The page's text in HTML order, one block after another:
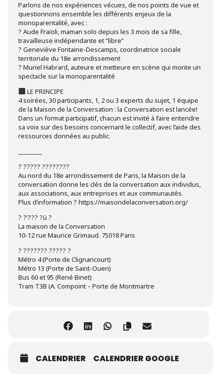
Parlons de nos expériences vécues, de nos points de vue et
questionnons ensemble les différents enjeux de la
monoparentalité, avec :
? Aude Fraïoli, maman solo depuis les 3 mois de sa fille,
travailleuse indépendante et “libre”
? Geneviève Fontaine-Descamps, coordinatrice sociale
territoriale du 18e arrondissement
? Muriel Habrard, auteure et metteure en scène qui monte un
spectacle sur la monoparentalité
LE PRINCIPE
4 soirées, 30 participants, 1, 2 ou 3 experts du sujet, 1 équipe
de la Maison de la Conversation : la Conversation est lancée!
Dans un format participatif, chacun est invité à faire entendre
sa voix sur des besoins concernant le collectif, avec l’aide des
ressources données au public.
? ????? ????????
Au nord du 18e arrondissement de Paris, la Maison de la
conversation donne les clés de la conversation aux individus,
aux associations, aux entreprises et aux communautés.
Plus d’information ? https://maisondelaconversation.org/
? ?’??? ?ù ?
La maison de la Conversation
10-12 rue Maurice Grimaud. 75018 Paris
? ??????? ????? ?
Métro 4 (Porte de Clignancourt)
Métro 13 (Porte de Saint-Ouen)
Bus 60 et 95 (René Binet)
Tram T3B (A. Compoint – Porte de Montmartre
CALENDRIER CALENDRIER GOOGLE